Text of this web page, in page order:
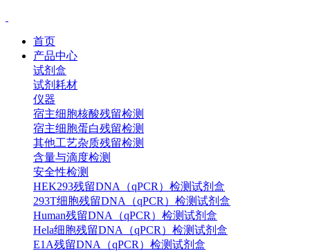
首页
产品中心
试剂盒
试剂耗材
仪器
宿主细胞核酸残留检测
宿主细胞蛋白残留检测
其他工艺杂质残留检测
含量与滴度检测
安全性检测
HEK293残留DNA（qPCR）检测试剂盒
293T细胞残留DNA（qPCR）检测试剂盒
Human残留DNA（qPCR）检测试剂盒
Hela细胞残留DNA（qPCR）检测试剂盒
E1A残留DNA（qPCR）检测试剂盒